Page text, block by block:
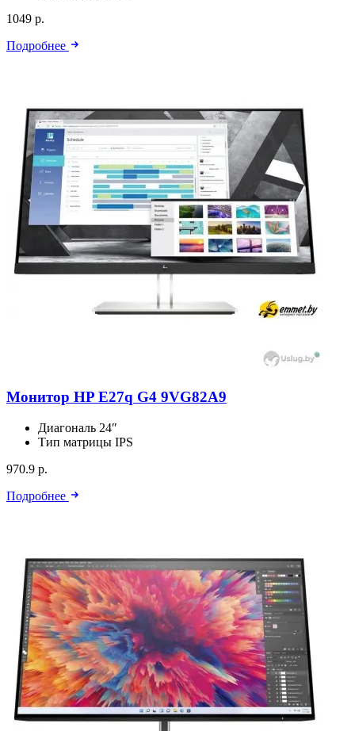
1049 р.
Подробнее
Монитор HP E27q G4 9VG82A9
Диагональ 24″
Тип матрицы IPS
970.9 р.
Подробнее